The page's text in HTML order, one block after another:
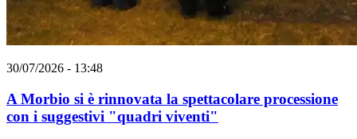
30/07/2026 - 13:48
A Morbio si è rinnovata la spettacolare processione
con i suggestivi "quadri viventi"